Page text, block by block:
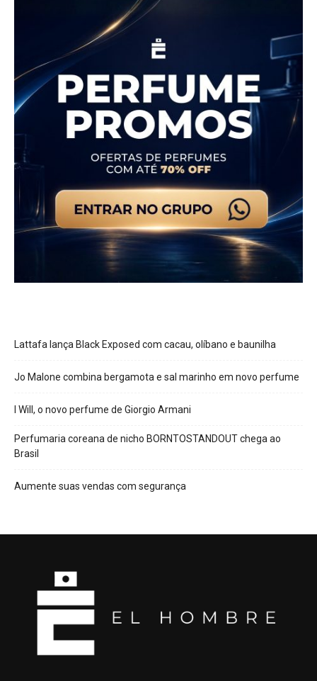
Lattafa lança Black Exposed com cacau, olíbano e baunilha
Jo Malone combina bergamota e sal marinho em novo perfume
I Will, o novo perfume de Giorgio Armani
Perfumaria coreana de nicho BORNTOSTANDOUT chega ao
Brasil
Aumente suas vendas com segurança